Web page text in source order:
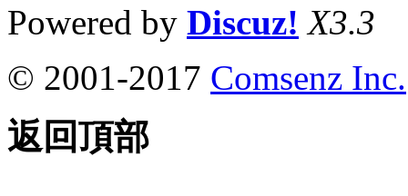
Powered by Discuz! X3.3
© 2001-2017 Comsenz Inc.
返回頂部